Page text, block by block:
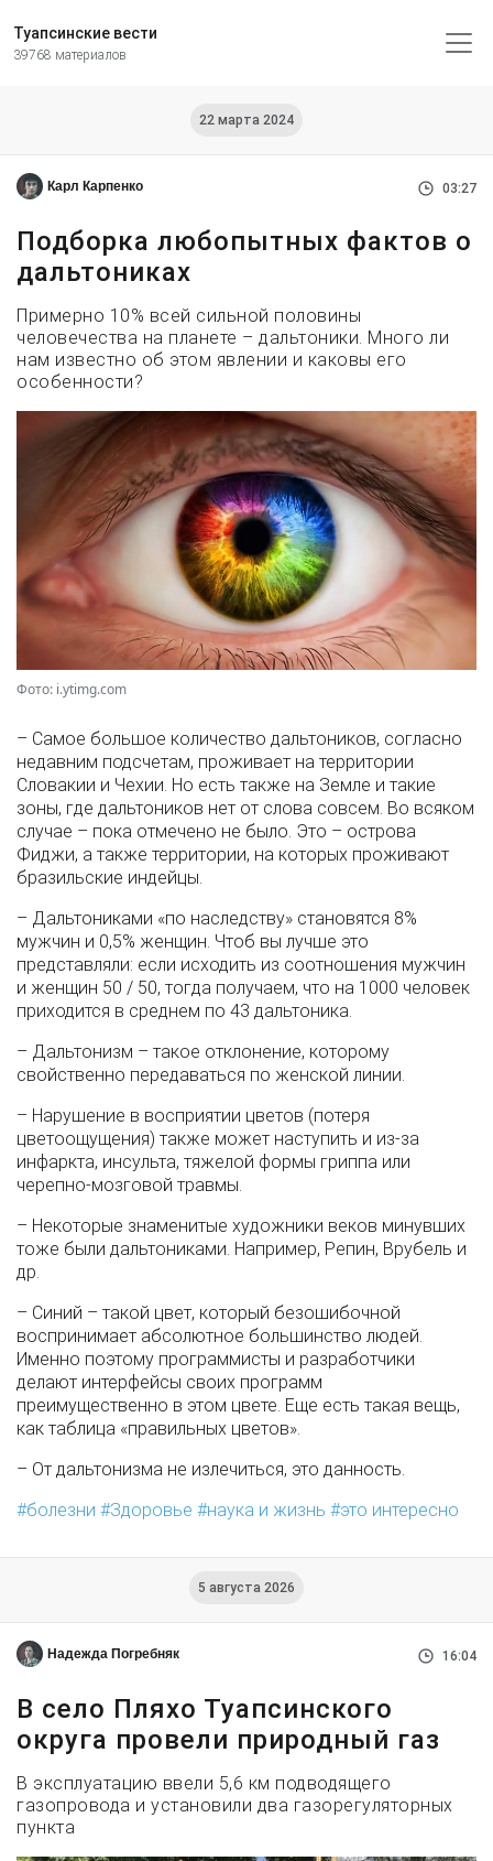
Туапсинские вести
39768 материалов
22 марта 2024
Карл Карпенко 03:27
Подборка любопытных фактов о
дальтониках
Примерно 10% всей сильной половины
человечества на планете – дальтоники. Много ли
нам известно об этом явлении и каковы его
особенности?
Фото: i.ytimg.com
– Самое большое количество дальтоников, согласно
недавним подсчетам, проживает на территории
Словакии и Чехии. Но есть также на Земле и такие
зоны, где дальтоников нет от слова совсем. Во всяком
случае – пока отмечено не было. Это – острова
Фиджи, а также территории, на которых проживают
бразильские индейцы.
– Дальтониками «по наследству» становятся 8%
мужчин и 0,5% женщин. Чтоб вы лучше это
представляли: если исходить из соотношения мужчин
и женщин 50 / 50, тогда получаем, что на 1000 человек
приходится в среднем по 43 дальтоника.
– Дальтонизм – такое отклонение, которому
свойственно передаваться по женской линии.
– Нарушение в восприятии цветов (потеря
цветоощущения) также может наступить и из-за
инфаркта, инсульта, тяжелой формы гриппа или
черепно-мозговой травмы.
– Некоторые знаменитые художники веков минувших
тоже были дальтониками. Например, Репин, Врубель и
др.
– Синий – такой цвет, который безошибочной
воспринимает абсолютное большинство людей.
Именно поэтому программисты и разработчики
делают интерфейсы своих программ
преимущественно в этом цвете. Еще есть такая вещь,
как таблица «правильных цветов».
– От дальтонизма не излечиться, это данность.
болезни
Здоровье наука и жизнь это интересно
5 августа 2026
Надежда Погребняк 16:04
В село Пляхо Туапсинского
округа провели природный газ
В эксплуатацию ввели 5,6 км подводящего
газопровода и установили два газорегуляторных
пункта